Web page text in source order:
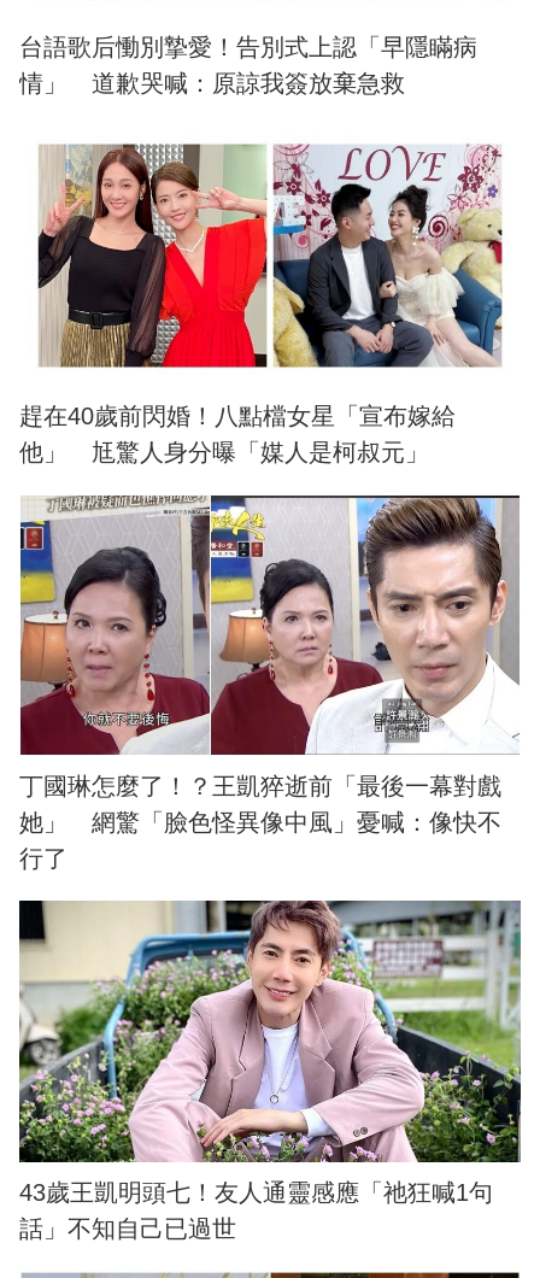
台語歌后慟別摯愛！告別式上認「早隱瞞病
情」 道歉哭喊：原諒我簽放棄急救
趕在40歲前閃婚！八點檔女星「宣布嫁給
他」 尪驚人身分曝「媒人是柯叔元」
丁國琳怎麼了！？王凱猝逝前「最後一幕對戲
她」 網驚「臉色怪異像中風」憂喊：像快不
行了
43歲王凱明頭七！友人通靈感應「祂狂喊1句
話」不知自己已過世